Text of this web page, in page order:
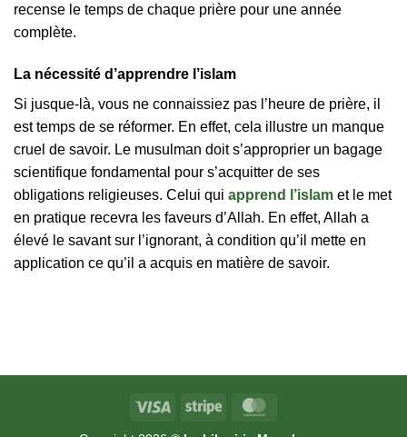
recense le temps de chaque prière pour une année
complète.
La nécessité d’apprendre l’islam
Si jusque-là, vous ne connaissiez pas l’heure de prière, il
est temps de se réformer. En effet, cela illustre un manque
cruel de savoir. Le musulman doit s’approprier un bagage
scientifique fondamental pour s’acquitter de ses
obligations religieuses. Celui qui apprend l’islam et le met
en pratique recevra les faveurs d’Allah. En effet, Allah a
élevé le savant sur l’ignorant, à condition qu’il mette en
application ce qu’il a acquis en matière de savoir.
Visa Stripe